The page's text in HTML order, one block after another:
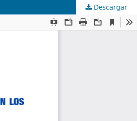
Descargar